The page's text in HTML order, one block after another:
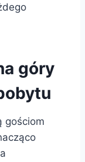
góry
gościom